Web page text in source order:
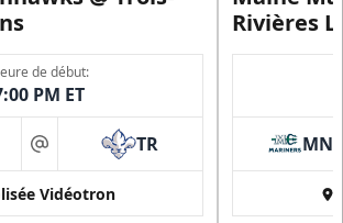
de début:
PM ET
at TR
Vidéotron
Rivières
MNE